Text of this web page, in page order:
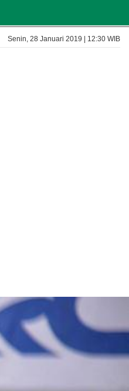
Senin, 28 Januari 2019 | 12:30 WIB